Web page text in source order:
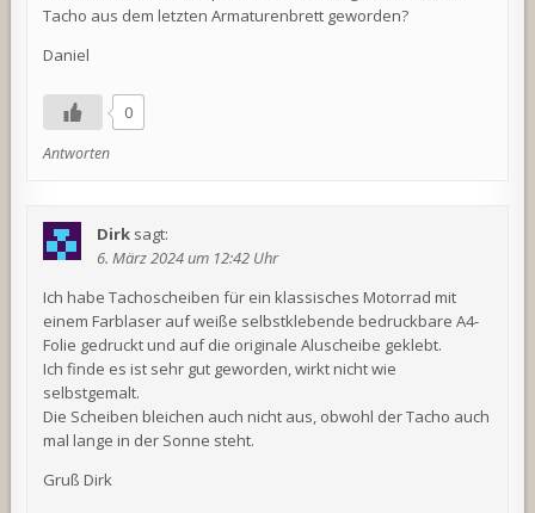
Tacho aus dem letzten Armaturenbrett geworden?
Daniel
0
Antworten
Dirk sagt:
6. März 2024 um 12:42 Uhr
Ich habe Tachoscheiben für ein klassisches Motorrad mit
einem Farblaser auf weiße selbstklebende bedruckbare A4-
Folie gedruckt und auf die originale Aluscheibe geklebt.
Ich finde es ist sehr gut geworden, wirkt nicht wie
selbstgemalt.
Die Scheiben bleichen auch nicht aus, obwohl der Tacho auch
mal lange in der Sonne steht.
Gruß Dirk